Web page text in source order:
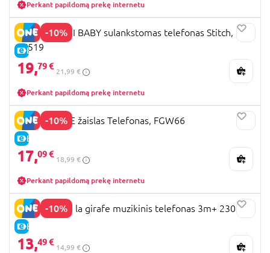
Perkant papildomą prekę internetu
-10%
E-KAINA
CLEMENTONI BABY sulankstomas telefonas Stitch,
17519
19,79 €
21,99 €
Perkant papildomą prekę internetu
-10%
E-KAINA
FISHER-PRICE žaislas Telefonas, FGW66
17,09 €
18,99 €
Perkant papildomą prekę internetu
-10%
E-KAINA
VULLI Sophie la girafe muzikinis telefonas 3m+ 230777
13,49 €
14,99 €